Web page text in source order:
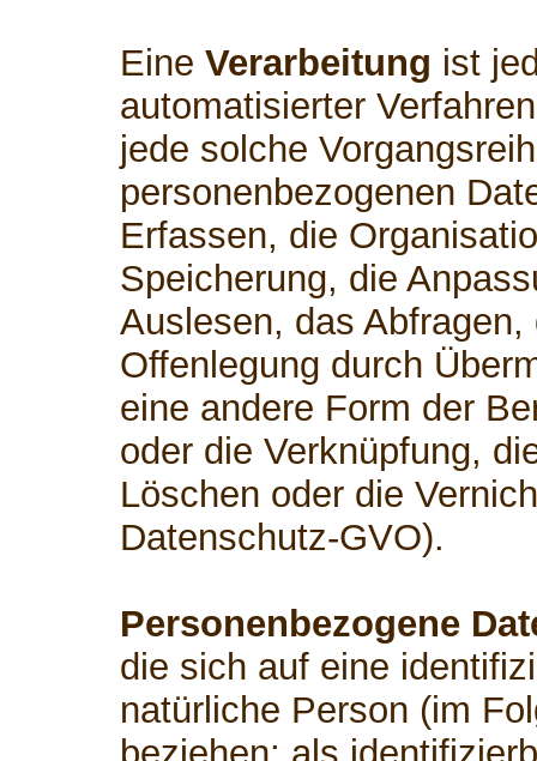
Eine Verarbeitung ist
automatisierter
jede solche
personenbezogenen
Erfassen, die
Speicherung, die
Auslesen, das
Offenlegung durch
eine andere Form der
oder die Verknüpfung,
Löschen oder die
Datenschutz-GVO).
Personenbezogene
die sich auf eine
natürliche Person (im